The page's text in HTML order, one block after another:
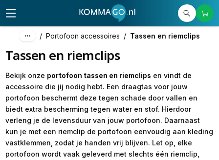
/ Portofoon accessoires / Tassen en riemclips
Tassen en riemclips
Bekijk onze portofoon tassen en riemclips en vindt de
accessoire die jij nodig hebt. Een draagtas voor jouw
portofoon beschermt deze tegen schade door vallen en
biedt extra bescherming tegen water en stof. Hierdoor
verleng je de levensduur van jouw portofoon. Daarnaast
kun je met een riemclip de portofoon eenvoudig aan kleding
vastklemmen, zodat je handen vrij blijven. Let op, elke
portofoon wordt vaak geleverd met slechts één riemclip,